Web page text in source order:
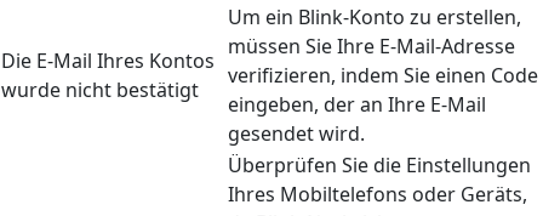
Die E-Mail Ihres Kontos
wurde nicht bestätigt
Um ein Blink-Konto zu erstellen,
müssen Sie Ihre E-Mail-Adresse
verifizieren, indem Sie einen Code
eingeben, der an Ihre E-Mail
gesendet wird.
Überprüfen Sie die Einstellungen
Ihres Mobiltelefons oder Geräts,